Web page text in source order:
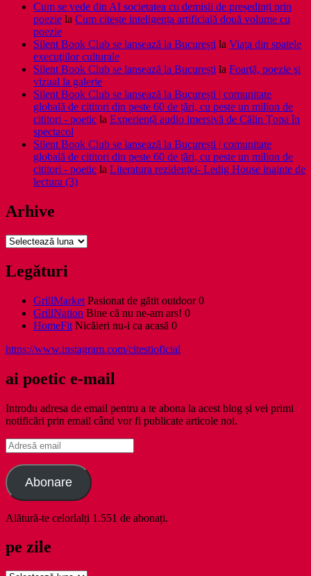
Cum se vede din AI societatea cu demisii de președinți prin
poezie la Cum citește inteligența artificială două volume cu
poezie
Silent Book Club se lansează la București la Viaţa din spatele
execuţiilor culturale
Silent Book Club se lansează la București la Foarţă, poezie şi
vizual la galerie
Silent Book Club se lansează la București | comunitate
globală de cititori din peste 60 de țări, cu peste un milion de
cititori - poetic la Experiență audio imersivă de Călin Țopa în
spectacol
Silent Book Club se lansează la București | comunitate
globală de cititori din peste 60 de țări, cu peste un milion de
cititori - poetic la Literatura rezidenţei- Ledig House inainte de
lectura (3)
Arhive
Arhive
Legături
GrillMarket Pasionat de gătit outdoor 0
GrillNation Bine că nu ne-am ars! 0
HomeFit Nicăieri nu-i ca acasă 0
https://www.instagram.com/citestioficial
ai poetic e-mail
Introdu adresa de email pentru a te abona la acest blog și vei primi
notificări prin email când vor fi publicate articole noi.
Adresă
email
Abonare
Alătură-te celorlalți 1.551 de abonați.
pe zile